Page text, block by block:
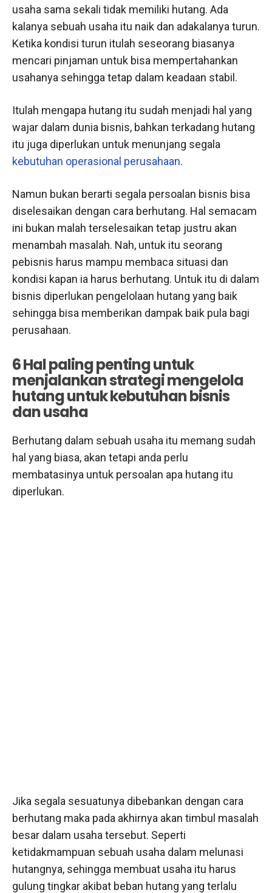
usaha sama sekali tidak memiliki hutang. Ada
kalanya sebuah usaha itu naik dan adakalanya turun.
Ketika kondisi turun itulah seseorang biasanya
mencari pinjaman untuk bisa mempertahankan
usahanya sehingga tetap dalam keadaan stabil.
Itulah mengapa hutang itu sudah menjadi hal yang
wajar dalam dunia bisnis, bahkan terkadang hutang
itu juga diperlukan untuk menunjang segala
kebutuhan operasional perusahaan.
Namun bukan berarti segala persoalan bisnis bisa
diselesaikan dengan cara berhutang. Hal semacam
ini bukan malah terselesaikan tetap justru akan
menambah masalah. Nah, untuk itu seorang
pebisnis harus mampu membaca situasi dan
kondisi kapan ia harus berhutang. Untuk itu di dalam
bisnis diperlukan pengelolaan hutang yang baik
sehingga bisa memberikan dampak baik pula bagi
perusahaan.
6 Hal paling penting untuk
menjalankan strategi mengelola
hutang untuk kebutuhan bisnis
dan usaha
Berhutang dalam sebuah usaha itu memang sudah
hal yang biasa, akan tetapi anda perlu
membatasinya untuk persoalan apa hutang itu
diperlukan.
Jika segala sesuatunya dibebankan dengan cara
berhutang maka pada akhirnya akan timbul masalah
besar dalam usaha tersebut. Seperti
ketidakmampuan sebuah usaha dalam melunasi
hutangnya, sehingga membuat usaha itu harus
gulung tingkar akibat beban hutang yang terlalu